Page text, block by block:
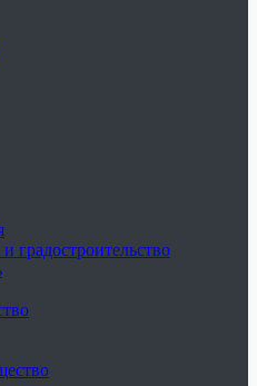
градостроительство